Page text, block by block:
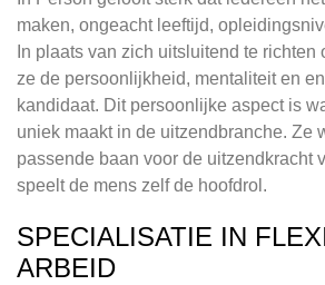
maken, ongeacht leeftijd,
In plaats van zich uitsluitend te richten
ze de persoonlijkheid, mentaliteit en
kandidaat. Dit persoonlijke aspect is
uniek maakt in de uitzendbranche. Ze
passende baan voor de uitzendkracht
speelt de mens zelf de hoofdrol.
SPECIALISATIE IN
ARBEID